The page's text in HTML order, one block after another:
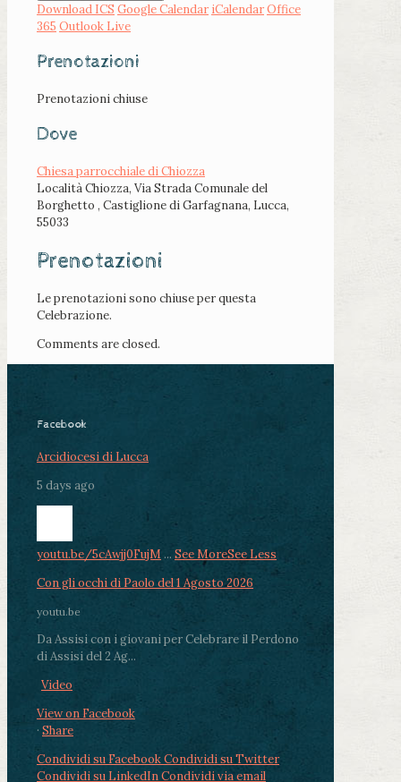
Download ICS Google Calendar iCalendarOffice
365 Outlook Live
Prenotazioni
Prenotazioni chiuse
Dove
Chiesa parrocchiale di Chiozza
Località Chiozza, Via Strada Comunale del
Borghetto , Castiglione di Garfagnana, Lucca,
55033
Prenotazioni
Le prenotazioni sono chiuse per questa
Celebrazione.
Comments are closed.
Facebook
Arcidiocesi di Lucca
5 days ago
youtu.be/5cAwjj0FujM ... See MoreSee Less
Con gli occhi di Paolo del 1 Agosto 2026
youtu.be
Da Assisi con i giovani per Celebrare il Perdono
di Assisi del 2 Ag...
Video
View on Facebook
· Share
Condividi su FacebookCondividi su Twitter
Condividi su LinkedInCondividi via email